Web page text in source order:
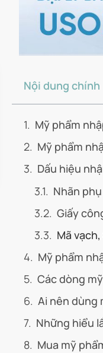
Nội dung chính
Mỹ phẩm
Mỹ phẩm
Dấu hiệu
Nhãn
Giấy
Mã
Mỹ phẩm
Các dòng
Ai nên dùng
Những hiểu
Mua mỹ